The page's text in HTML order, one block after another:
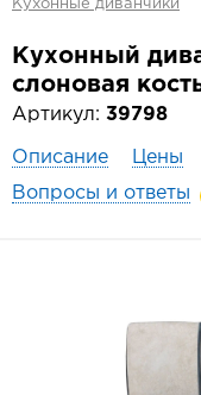
Кухонные диванчики
Кухонный
слоновая
Артикул: 39798
Описание Цены
Вопросы и ответы